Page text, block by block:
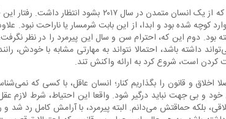
این واکنشی نیست که از یک انسان متمدن در سال
کوچه شده بود و ابدا، از این بابت شرمسار یا ناراحت نبود.
بود. دوم این که، احترام سن و سال این پیرمرد را در نظر
داشته باشد، احتمالا نتواند به مهارتی مشابه با خودش،
است، شروع کرد به ارائه واکنش تند.
اخلاق و قانون را بگذاریم کنار؛ انسان عاقل، با کسی که
خود و بی جهت نباید درگیر شود. واقعا این احتیاط، شرط لازم
بلکه حماقتش می‌دانم. البته پیرمرد، با آرامش کامل رد شد